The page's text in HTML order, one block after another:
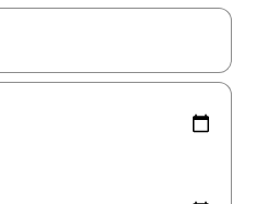
kan du navigera med upp- och